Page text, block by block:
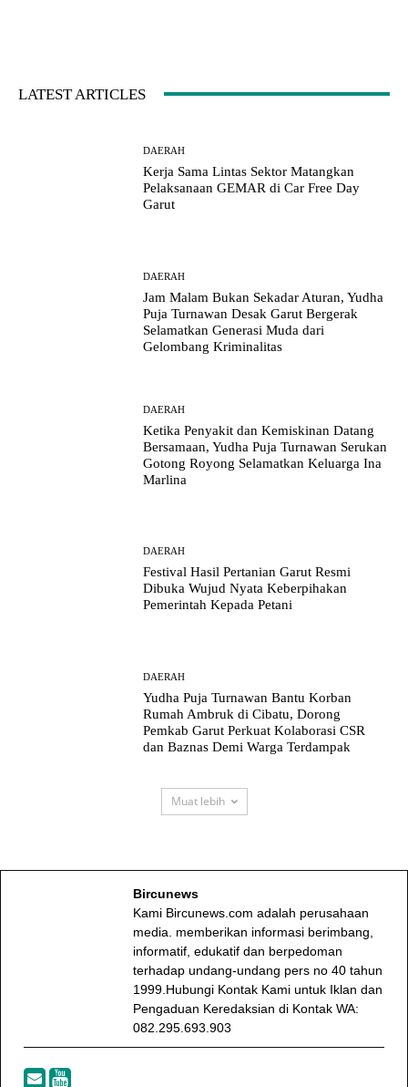
LATEST ARTICLES
DAERAH
Kerja Sama Lintas Sektor Matangkan
Pelaksanaan GEMAR di Car Free Day
Garut
DAERAH
Jam Malam Bukan Sekadar Aturan, Yudha
Puja Turnawan Desak Garut Bergerak
Selamatkan Generasi Muda dari
Gelombang Kriminalitas
DAERAH
Ketika Penyakit dan Kemiskinan Datang
Bersamaan, Yudha Puja Turnawan Serukan
Gotong Royong Selamatkan Keluarga Ina
Marlina
DAERAH
Festival Hasil Pertanian Garut Resmi
Dibuka Wujud Nyata Keberpihakan
Pemerintah Kepada Petani
DAERAH
Yudha Puja Turnawan Bantu Korban
Rumah Ambruk di Cibatu, Dorong
Pemkab Garut Perkuat Kolaborasi CSR
dan Baznas Demi Warga Terdampak
Muat lebih
Bircunews
Kami Bircunews.com adalah perusahaan
media. memberikan informasi berimbang,
informatif, edukatif dan berpedoman
terhadap undang-undang pers no 40 tahun
1999.Hubungi Kontak Kami untuk Iklan dan
Pengaduan Keredaksian di Kontak WA:
082.295.693.903